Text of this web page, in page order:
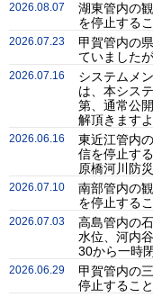
2026.08.07
湖東管内の
を停止する
2026.07.23
甲賀管内の
ていました
2026.07.16
システムメ
は、本シス
第、通常公
解頂きます
2026.06.16
東近江管内
信を停止す
原橋河川防
2026.07.10
南部管内の
を停止する
2026.07.03
高島管内の
水位、河内
30から一時
2026.06.29
甲賀管内の
停止するこ